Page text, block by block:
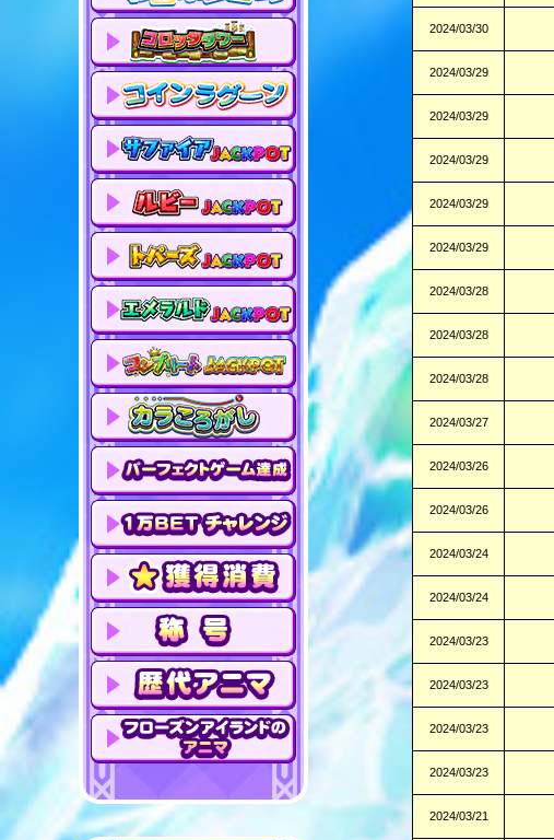
2024/03/30
2024/03/29
2024/03/29
2024/03/29
2024/03/29
2024/03/29
2024/03/28
2024/03/28
2024/03/28
2024/03/27
2024/03/26
2024/03/26
2024/03/24
2024/03/24
2024/03/23
2024/03/23
2024/03/23
2024/03/23
2024/03/21